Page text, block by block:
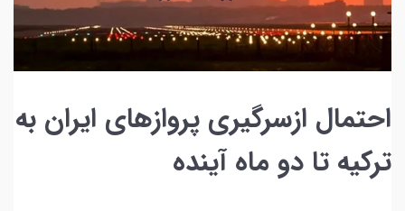
احتمال ازسرگیری پروازهای ایران به
ترکیه تا دو ماه آینده